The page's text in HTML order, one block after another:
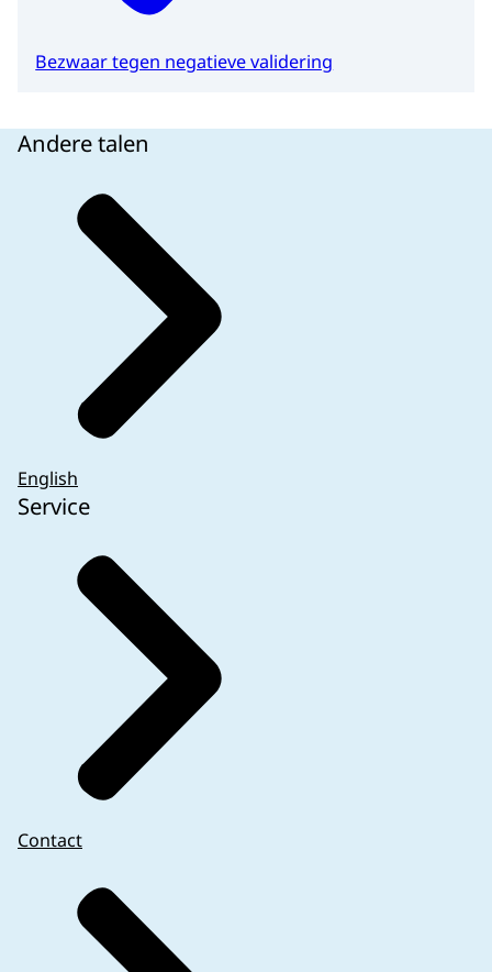
Bezwaar tegen negatieve validering
Andere talen
English
Service
Contact